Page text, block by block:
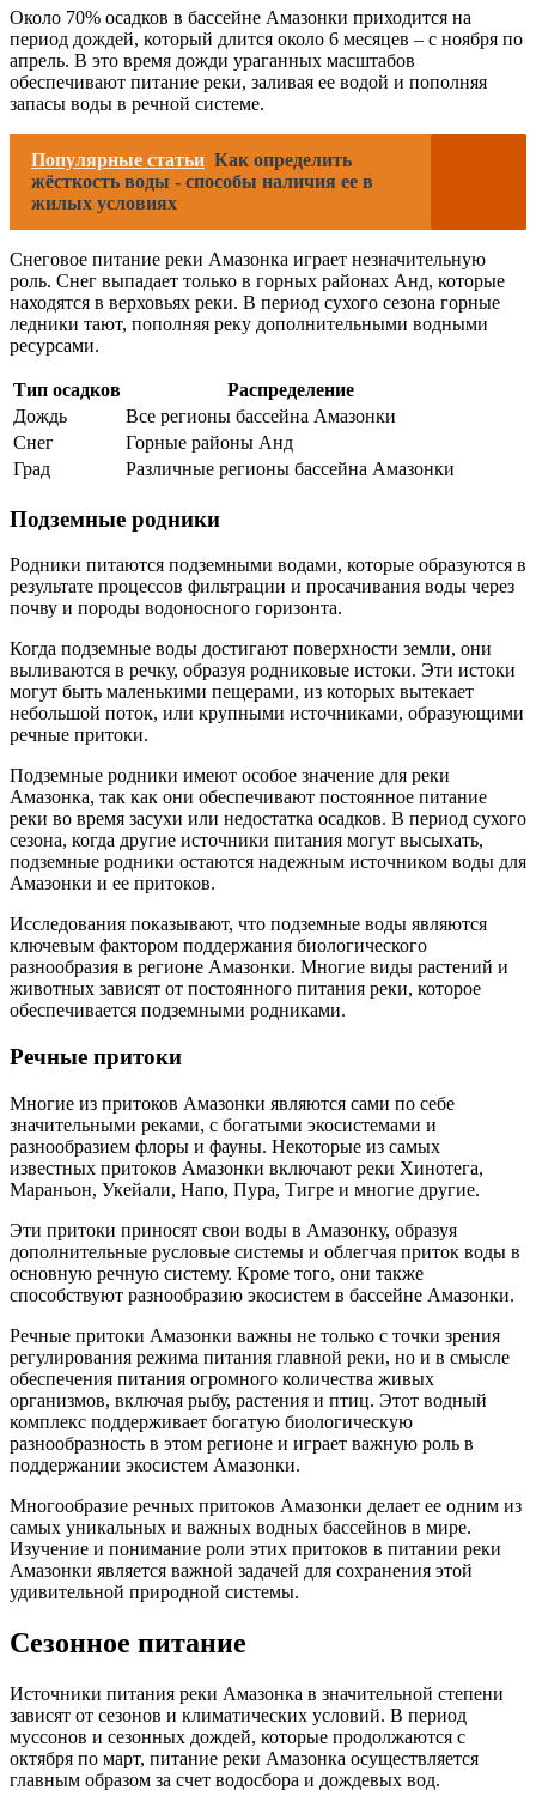
Около 70% осадков в бассейне Амазонки приходится на
период дождей, который длится около 6 месяцев – с ноября по
апрель. В это время дожди ураганных масштабов
обеспечивают питание реки, заливая ее водой и пополняя
запасы воды в речной системе.
Популярные статьи Как определить
жёсткость воды - способы наличия ее в
жилых условиях
Снеговое питание реки Амазонка играет незначительную
роль. Снег выпадает только в горных районах Анд, которые
находятся в верховьях реки. В период сухого сезона горные
ледники тают, пополняя реку дополнительными водными
ресурсами.
Тип осадков
Распределение
Дождь
Все регионы бассейна Амазонки
Снег
Горные районы Анд
Град
Различные регионы бассейна Амазонки
Подземные родники
Родники питаются подземными водами, которые образуются в
результате процессов фильтрации и просачивания воды через
почву и породы водоносного горизонта.
Когда подземные воды достигают поверхности земли, они
выливаются в речку, образуя родниковые истоки. Эти истоки
могут быть маленькими пещерами, из которых вытекает
небольшой поток, или крупными источниками, образующими
речные притоки.
Подземные родники имеют особое значение для реки
Амазонка, так как они обеспечивают постоянное питание
реки во время засухи или недостатка осадков. В период сухого
сезона, когда другие источники питания могут высыхать,
подземные родники остаются надежным источником воды для
Амазонки и ее притоков.
Исследования показывают, что подземные воды являются
ключевым фактором поддержания биологического
разнообразия в регионе Амазонки. Многие виды растений и
животных зависят от постоянного питания реки, которое
обеспечивается подземными родниками.
Речные притоки
Многие из притоков Амазонки являются сами по себе
значительными реками, с богатыми экосистемами и
разнообразием флоры и фауны. Некоторые из самых
известных притоков Амазонки включают реки Хинотега,
Мараньон, Укейали, Напо, Пура, Тигре и многие другие.
Эти притоки приносят свои воды в Амазонку, образуя
дополнительные русловые системы и облегчая приток воды в
основную речную систему. Кроме того, они также
способствуют разнообразию экосистем в бассейне Амазонки.
Речные притоки Амазонки важны не только с точки зрения
регулирования режима питания главной реки, но и в смысле
обеспечения питания огромного количества живых
организмов, включая рыбу, растения и птиц. Этот водный
комплекс поддерживает богатую биологическую
разнообразность в этом регионе и играет важную роль в
поддержании экосистем Амазонки.
Многообразие речных притоков Амазонки делает ее одним из
самых уникальных и важных водных бассейнов в мире.
Изучение и понимание роли этих притоков в питании реки
Амазонки является важной задачей для сохранения этой
удивительной природной системы.
Сезонное питание
Источники питания реки Амазонка в значительной степени
зависят от сезонов и климатических условий. В период
муссонов и сезонных дождей, которые продолжаются с
октября по март, питание реки Амазонка осуществляется
главным образом за счет водосбора и дождевых вод.